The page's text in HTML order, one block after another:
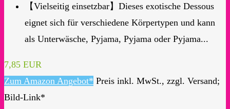
【Vielseitig einsetzbar】Dieses exotische Dessous
eignet sich für verschiedene Körpertypen und kann
als Unterwäsche, Pyjama, Pyjama oder Pyjama...
7,85 EUR
Zum Amazon Angebot* Preis inkl. MwSt., zzgl. Versand;
Bild-Link*